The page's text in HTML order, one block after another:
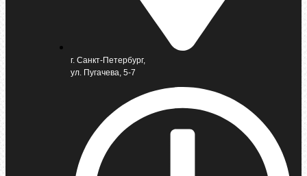
г. Санкт-Петербург,
ул. Пугачева, 5-7